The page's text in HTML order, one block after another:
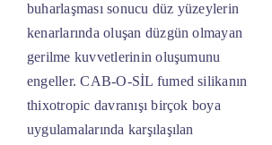
buharlaşması sonucu düz yüzeylerin
kenarlarında oluşan düzgün olmayan
gerilme kuvvetlerinin oluşumunu
engeller. CAB-O-SİL fumed silikanın
thixotropic davranışı birçok boya
uygulamalarında karşılaşılan